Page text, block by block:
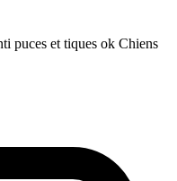
puces et tiques ok Chiens